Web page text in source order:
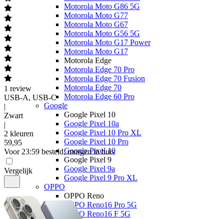
Motorola Moto G86 5G
Motorola Moto G77
Motorola Moto G67
Motorola Moto G56 5G
Motorola Moto G17 Power
Motorola Moto G17
Motorola Edge
Motorola Edge 70 Pro
Motorola Edge 70 Fusion
Motorola Edge 70
Motorola Edge 60 Pro
Google
Google Pixel 10
Google Pixel 10a
Google Pixel 10 Pro XL
Google Pixel 10 Pro
Google Pixel 10
Google Pixel 9
Google Pixel 9a
Google Pixel 9 Pro XL
OPPO
OPPO Reno
OPPO Reno16 Pro 5G
OPPO Reno16 F 5G
1 review
USB-A, USB-C
|
Zwart
|
2 kleuren
59,95
Voor 23:59 besteld, morgen in huis
Vergelijk